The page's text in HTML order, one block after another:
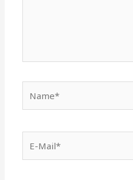
Mail*